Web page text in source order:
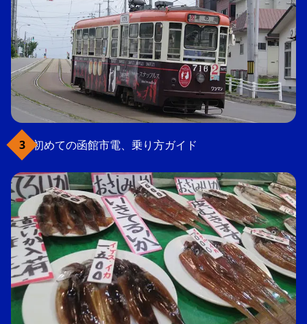
初めての函館市電、乗り方ガイド